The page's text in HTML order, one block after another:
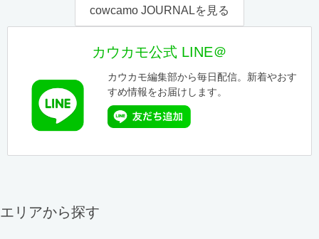
cowcamo JOURNALを見る
カウカモ公式 LINE＠
カウカモ編集部から毎日配信。新着やおす
すめ情報をお届けします。
エリアから探す